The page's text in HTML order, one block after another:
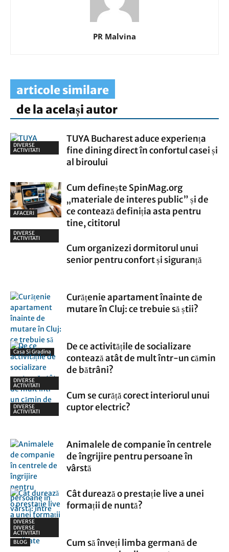
PR Malvina
articole similare
de la același autor
DIVERSE
ACTIVITATI
TUYA Bucharest aduce experiența
fine dining direct în confortul casei și
al biroului
AFACERI
Cum definește SpinMag.org
„materiale de interes public” și de
ce contează definiția asta pentru
tine, cititorul
DIVERSE
ACTIVITATI
Cum organizezi dormitorul unui
senior pentru confort și siguranță
Casa Si Gradina
Curățenie apartament înainte de
mutare în Cluj: ce trebuie să știi?
DIVERSE
ACTIVITATI
De ce activitățile de socializare
contează atât de mult într-un cămin
de bătrâni?
DIVERSE
ACTIVITATI
Cum se curăță corect interiorul unui
cuptor electric?
BLOG
Animalele de companie în centrele
de îngrijire pentru persoane în
vârstă
DIVERSE
ACTIVITATI
Cât durează o prestație live a unei
formații de nuntă?
DIVERSE
ACTIVITATI
Cum să înveți limba germană de